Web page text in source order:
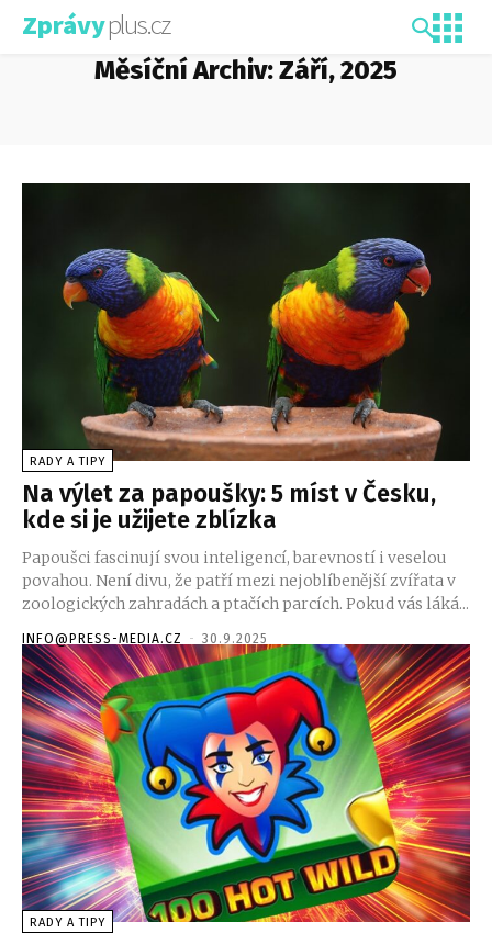
Zprávyplus.cz
Měsíční Archiv: Září, 2025
RADY A TIPY
Na výlet za papoušky: 5 míst v Česku,
kde si je užijete zblízka
Papoušci fascinují svou inteligencí, barevností i veselou
povahou. Není divu, že patří mezi nejoblíbenější zvířata v
zoologických zahradách a ptačích parcích. Pokud vás láká...
INFO@PRESS-MEDIA.CZ - 30.9.2025
RADY A TIPY